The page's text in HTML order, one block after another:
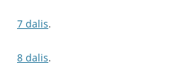
7 dalis.
8 dalis.